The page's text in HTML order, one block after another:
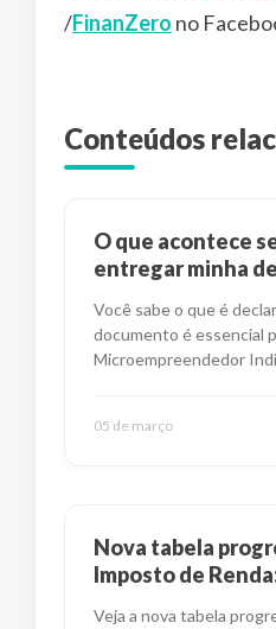
/FinanZero no
Conteúdos
O que acontece
entregar minha
Você sabe o que é
documento é essencial
Microempreendedor
05 de março
Nova tabela
Imposto de
Veja a nova tabela